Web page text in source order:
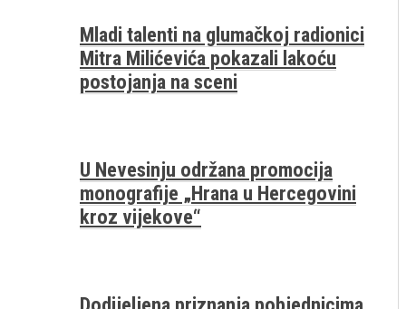
Mladi talenti na glumačkoj radionici
Mitra Milićevića pokazali lakoću
postojanja na sceni
U Nevesinju održana promocija
monografije „Hrana u Hercegovini
kroz vijekove“